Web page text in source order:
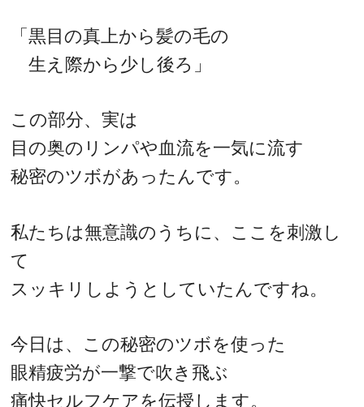
「黒目の真上から髪の毛の
生え際から少し後ろ」
この部分、実は
目の奥のリンパや血流を一気に流す
秘密のツボがあったんです。
私たちは無意識のうちに、ここを刺激し
て
スッキリしようとしていたんですね。
今日は、この秘密のツボを使った
眼精疲労が一撃で吹き飛ぶ
痛快セルフケアを伝授します。